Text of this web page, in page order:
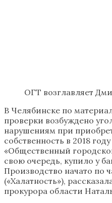
ОГТ возглавляет
В Челябинске по
проверки возбуждено
нарушениям при
собственность в 2018
«Общественный
свою очередь, купило у
Производство начато по
(«Халатность»),
прокурора области